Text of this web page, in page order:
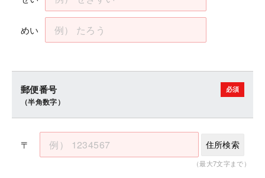
めい
郵便番号
（半角数字）
〒
（最大7文字まで）
住所検索